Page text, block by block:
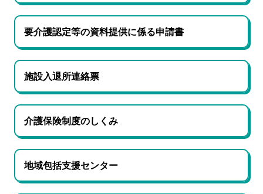
要介護認定等の資料提供に係る申請書
施設入退所連絡票
介護保険制度のしくみ
地域包括支援センター